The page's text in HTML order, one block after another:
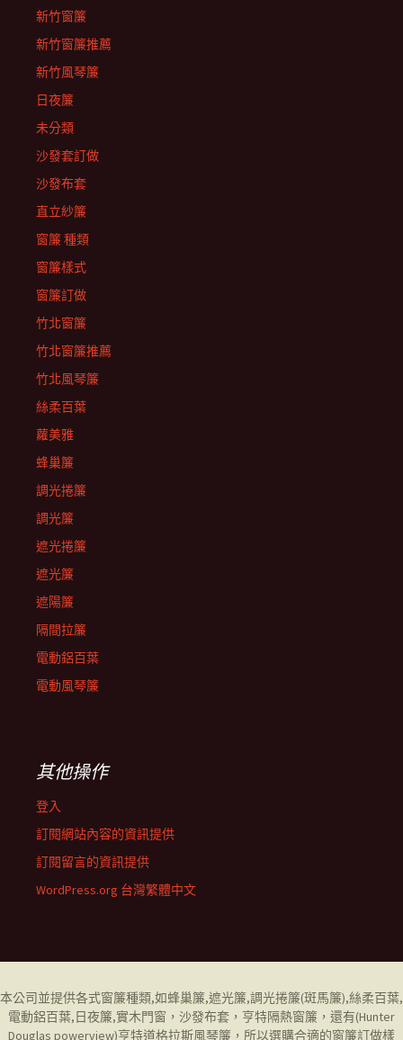
新竹窗簾
新竹窗簾推薦
新竹風琴簾
日夜簾
未分類
沙發套訂做
沙發布套
直立紗簾
窗簾 種類
窗簾樣式
窗簾訂做
竹北窗簾
竹北窗簾推薦
竹北風琴簾
絲柔百葉
蘿美雅
蜂巢簾
調光捲簾
調光簾
遮光捲簾
遮光簾
遮陽簾
隔間拉簾
電動鋁百葉
電動風琴簾
其他操作
登入
訂閱網站內容的資訊提供
訂閱留言的資訊提供
WordPress.org 台灣繁體中文
本公司並提供各式窗簾種類,如蜂巢簾,遮光簾,調光捲簾(斑馬簾),絲柔百葉,
電動鋁百葉,日夜簾,實木門窗， 沙發布套 ， 亨特隔熱窗簾 ，還有(Hunter
Douglas powerview)亨特道格拉斯風琴簾 ，所以選購合適的窗簾訂做樣